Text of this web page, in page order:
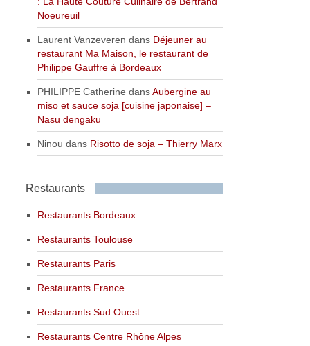
Noeureuil
Laurent Vanzeveren dans Déjeuner au
restaurant Ma Maison, le restaurant de
Philippe Gauffre à Bordeaux
PHILIPPE Catherine dansAubergine au
miso et sauce soja [cuisine japonaise] –
Nasu dengaku
Ninou dans Risotto de soja – Thierry Marx
Restaurants
Restaurants Bordeaux
Restaurants Toulouse
Restaurants Paris
Restaurants France
Restaurants Sud Ouest
Restaurants Centre Rhône Alpes